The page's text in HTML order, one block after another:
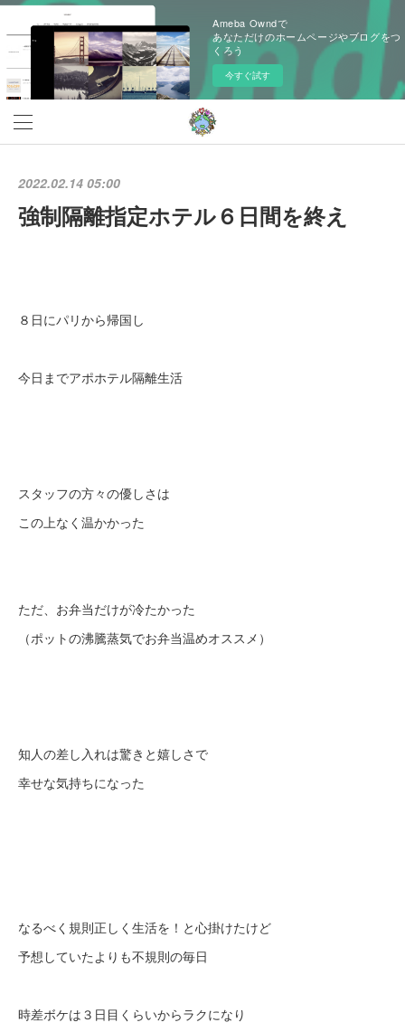
Ameba Owndで
あなただけのホームページやブログをつ
くろう
今すぐ試す
2022.02.14 05:00
強制隔離指定ホテル６日間を終え
８日にパリから帰国し
今日までアポホテル隔離生活
スタッフの方々の優しさは
この上なく温かかった
ただ、お弁当だけが冷たかった
（ポットの沸騰蒸気でお弁当温めオススメ）
知人の差し入れは驚きと嬉しさで
幸せな気持ちになった
なるべく規則正しく生活を！と心掛けたけど
予想していたよりも不規則の毎日
時差ボケは３日目くらいからラクになり